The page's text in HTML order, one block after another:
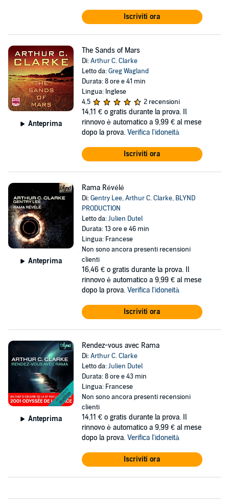
Iscriviti ora
Anteprima
The Sands of Mars
Di:Arthur C. Clarke
Letto da:Greg Wagland
Durata: 8 ore e 41 min
Lingua: Inglese
4,5
2 recensioni
14,11 € o gratis durante la prova. Il
rinnovo è automatico a 9,99 € al mese
dopo la prova. Verifica l'idoneità
Iscriviti ora
Anteprima
Rama Révélé
Di:Gentry Lee,Arthur C. Clarke, BLYND
PRODUCTION
Letto da:Julien Dutel
Durata: 13 ore e 46 min
Lingua: Francese
Non sono ancora presenti recensioni
clienti
16,46 € o gratis durante la prova. Il
rinnovo è automatico a 9,99 € al mese
dopo la prova. Verifica l'idoneità
Iscriviti ora
Anteprima
Rendez-vous avec Rama
Di:Arthur C. Clarke
Letto da:Julien Dutel
Durata: 8 ore e 43 min
Lingua: Francese
Non sono ancora presenti recensioni
clienti
14,11 € o gratis durante la prova. Il
rinnovo è automatico a 9,99 € al mese
dopo la prova. Verifica l'idoneità
Iscriviti ora